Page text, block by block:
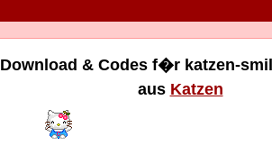
Download & Codes f�r katzen-
aus Katzen